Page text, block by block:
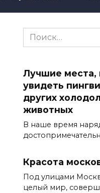
Search
for:
Лучшие места,
увидеть
других
животных
В наше время
Красота
Под улицами
целый мир,